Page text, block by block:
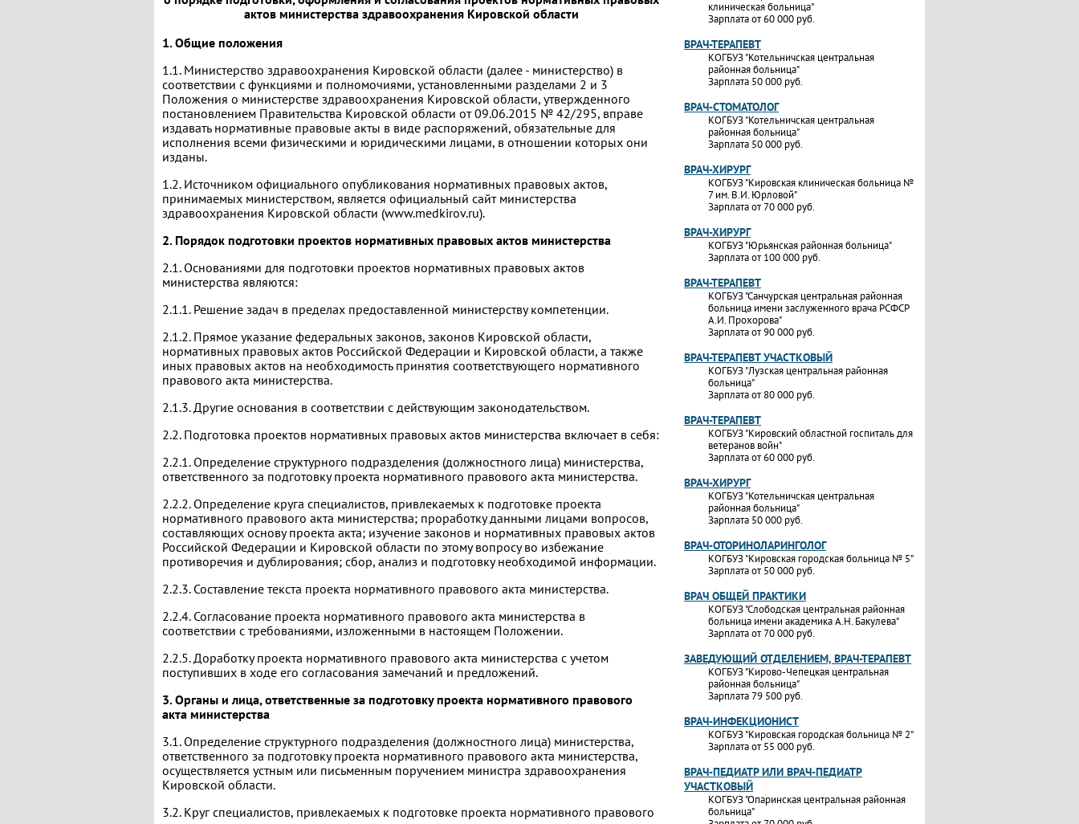
актов министерства здравоохранения Кировской области
1. Общие положения
1.1. Министерство здравоохранения Кировской области (далее - министерство) в
соответствии с функциями и полномочиями, установленными разделами 2 и 3
Положения о министерстве здравоохранения Кировской области, утвержденного
постановлением Правительства Кировской области от 09.06.2015 № 42/295, вправе
издавать нормативные правовые акты в виде распоряжений, обязательные для
исполнения всеми физическими и юридическими лицами, в отношении которых они
изданы.
1.2. Источником официального опубликования нормативных правовых актов,
принимаемых министерством, является официальный сайт министерства
здравоохранения Кировской области (www.medkirov.ru).
2. Порядок подготовки проектов нормативных правовых актов министерства
2.1. Основаниями для подготовки проектов нормативных правовых актов
министерства являются:
2.1.1. Решение задач в пределах предоставленной министерству компетенции.
2.1.2. Прямое указание федеральных законов, законов Кировской области,
нормативных правовых актов Российской Федерации и Кировской области, а также
иных правовых актов на необходимость принятия соответствующего нормативного
правового акта министерства.
2.1.3. Другие основания в соответствии с действующим законодательством.
2.2. Подготовка проектов нормативных правовых актов министерства включает в себя:
2.2.1. Определение структурного подразделения (должностного лица) министерства,
ответственного за подготовку проекта нормативного правового акта министерства.
2.2.2. Определение круга специалистов, привлекаемых к подготовке проекта
нормативного правового акта министерства; проработку данными лицами вопросов,
составляющих основу проекта акта; изучение законов и нормативных правовых актов
Российской Федерации и Кировской области по этому вопросу во избежание
противоречия и дублирования; сбор, анализ и подготовку необходимой информации.
2.2.3. Составление текста проекта нормативного правового акта министерства.
2.2.4. Согласование проекта нормативного правового акта министерства в
соответствии с требованиями, изложенными в настоящем Положении.
2.2.5. Доработку проекта нормативного правового акта министерства с учетом
поступивших в ходе его согласования замечаний и предложений.
3. Органы и лица, ответственные за подготовку проекта нормативного правового
акта министерства
3.1. Определение структурного подразделения (должностного лица) министерства,
ответственного за подготовку проекта нормативного правового акта министерства,
осуществляется устным или письменным поручением министра здравоохранения
Кировской области.
3.2. Круг специалистов, привлекаемых к подготовке проекта нормативного правового
клиническая больница"
Зарплата от 60 000 руб.
ВРАЧ-ТЕРАПЕВТ
КОГБУЗ "Котельничская центральная
районная больница"
Зарплата 50 000 руб.
ВРАЧ-СТОМАТОЛОГ
КОГБУЗ "Котельничская центральная
районная больница"
Зарплата 50 000 руб.
ВРАЧ-ХИРУРГ
КОГБУЗ "Кировская клиническая больница №
7 им. В.И. Юрловой"
Зарплата от 70 000 руб.
ВРАЧ-ХИРУРГ
КОГБУЗ "Юрьянская районная больница"
Зарплата от 100 000 руб.
ВРАЧ-ТЕРАПЕВТ
КОГБУЗ "Санчурская центральная районная
больница имени заслуженного врача РСФСР
А.И. Прохорова"
Зарплата от 90 000 руб.
ВРАЧ-ТЕРАПЕВТ УЧАСТКОВЫЙ
КОГБУЗ "Лузская центральная районная
больница"
Зарплата от 80 000 руб.
ВРАЧ-ТЕРАПЕВТ
КОГБУЗ "Кировский областной госпиталь для
ветеранов войн"
Зарплата от 60 000 руб.
ВРАЧ-ХИРУРГ
КОГБУЗ "Котельничская центральная
районная больница"
Зарплата 50 000 руб.
ВРАЧ-ОТОРИНОЛАРИНГОЛОГ
КОГБУЗ "Кировская городская больница № 5"
Зарплата от 50 000 руб.
ВРАЧ ОБЩЕЙ ПРАКТИКИ
КОГБУЗ "Слободская центральная районная
больница имени академика А.Н. Бакулева"
Зарплата от 70 000 руб.
ЗАВЕДУЮЩИЙ ОТДЕЛЕНИЕМ, ВРАЧ-ТЕРАПЕВТ
КОГБУЗ "Кирово-Чепецкая центральная
районная больница"
Зарплата 79 500 руб.
ВРАЧ-ИНФЕКЦИОНИСТ
КОГБУЗ "Кировская городская больница № 2"
Зарплата от 55 000 руб.
ВРАЧ-ПЕДИАТР ИЛИ ВРАЧ-ПЕДИАТР
УЧАСТКОВЫЙ
КОГБУЗ "Опаринская центральная районная
больница"